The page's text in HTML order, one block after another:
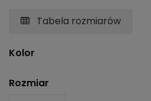
Tabela rozmiarów
Kolor
Rozmiar